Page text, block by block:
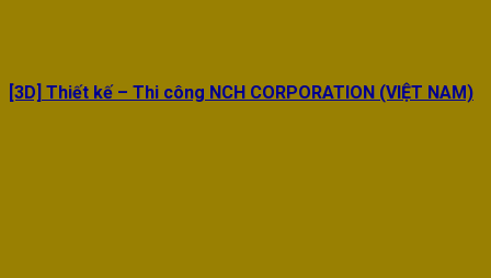
[3D] Thiết kế – Thi công NCH CORPORATION (VIỆT NAM)